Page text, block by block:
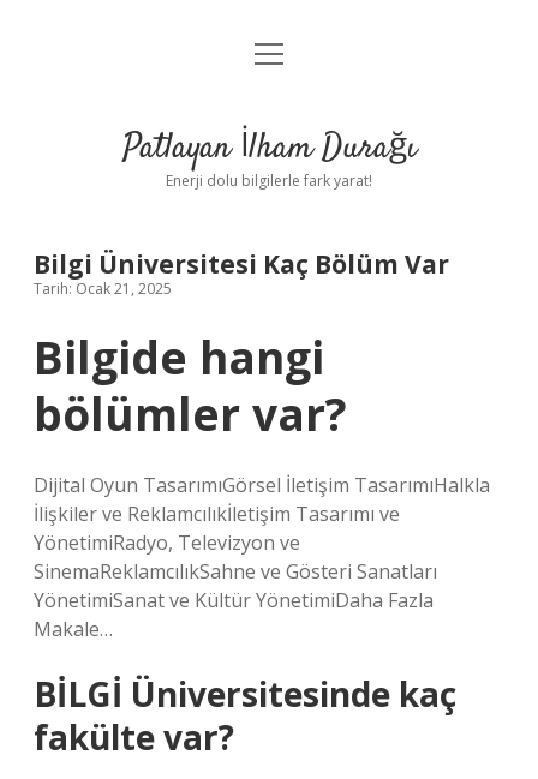
Anasayfa
Yasal Uyarı
menüyü
Patlayan İlham Durağı
Enerji dolu bilgilerle fark yarat!
Bilgi Üniversitesi Kaç Bölüm Var
Tarih: Ocak 21, 2025
Bilgide hangi
bölümler var?
Dijital Oyun TasarımıGörsel İletişim TasarımıHalkla
İlişkiler ve Reklamcılıkİletişim Tasarımı ve
YönetimiRadyo, Televizyon ve
SinemaReklamcılıkSahne ve Gösteri Sanatları
YönetimiSanat ve Kültür YönetimiDaha Fazla
Makale…
BİLGİ Üniversitesinde kaç
fakülte var?